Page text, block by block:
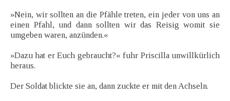
»Nein, wir sollten an die Pfähle treten, ein jeder von uns an
einen Pfahl, und dann sollten wir das Reisig womit sie
umgeben waren, anzünden.«
»Dazu hat er Euch gebraucht?« fuhr Priscilla unwillkürlich
heraus.
Der Soldat blickte sie an, dann zuckte er mit den Achseln.